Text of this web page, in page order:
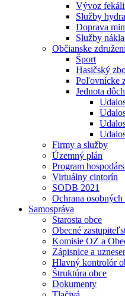
Vývoz
Služby
Doprava
Služby
Občianske
Šport
Hasičský
Poľovnícke
Jednota
Firmy a služby
Územný plán
Program
Virtuálny cintorín
SODB 2021
Ochrana
Samospráva
Starosta obce
Obecné
Komisie OZ a
Zápisnice a
Hlavný kontrolór
Štruktúra obce
Dokumenty